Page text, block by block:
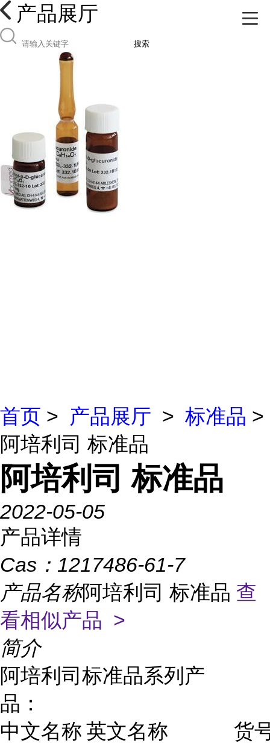
产品展厅
搜索
首页 > 产品展厅 > 标准品 >
阿培利司 标准品
阿培利司 标准品
2022-05-05
产品详情
Cas： 1217486-61-7
产品名称阿培利司 标准品 查
看相似产品 >
简介
阿培利司标准品系列产
品：
中文名称 英文名称
货